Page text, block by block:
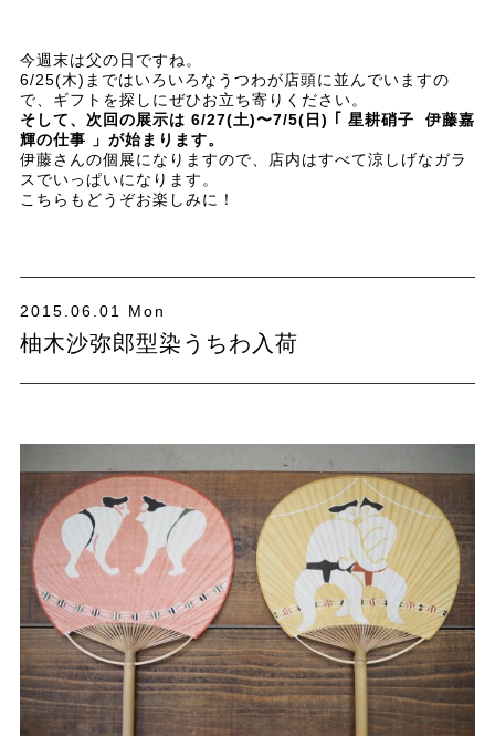
今週末は父の日ですね。
6/25(木)まではいろいろなうつわが店頭に並んでいますの
で、ギフトを探しにぜひお立ち寄りください。
そして、次回の展示は 6/27(土)〜7/5(日) ｢ 星耕硝子 伊藤嘉
輝の仕事 」が始まります。
伊藤さんの個展になりますので、店内はすべて涼しげなガラ
スでいっぱいになります。
こちらもどうぞお楽しみに！
2015.06.01 Mon
柚木沙弥郎型染うちわ入荷